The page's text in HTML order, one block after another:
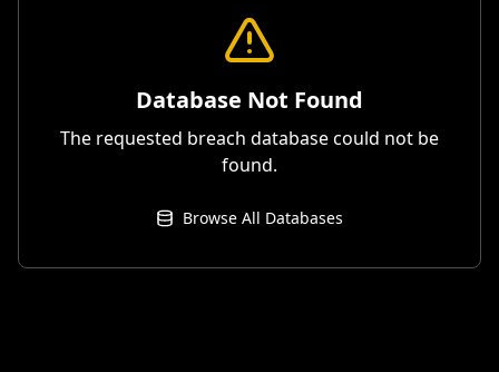
Database Not Found
The requested breach database could not be
found.
Browse All Databases